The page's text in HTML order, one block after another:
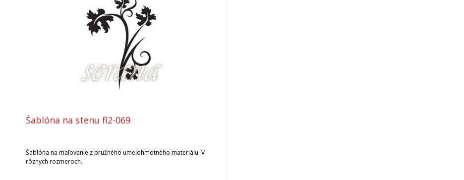
Šablóna na stenu fl2-069
Šablóna na maľovanie z pružného umelohmotného materiálu. V
rôznych rozmeroch.